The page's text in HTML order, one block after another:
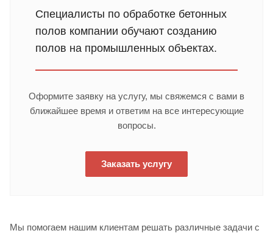
Специалисты по обработке бетонных
полов компании обучают созданию
полов на промышленных объектах.
Оформите заявку на услугу, мы свяжемся с вами в
ближайшее время и ответим на все интересующие
вопросы.
Заказать услугу
Мы помогаем нашим клиентам решать различные задачи с